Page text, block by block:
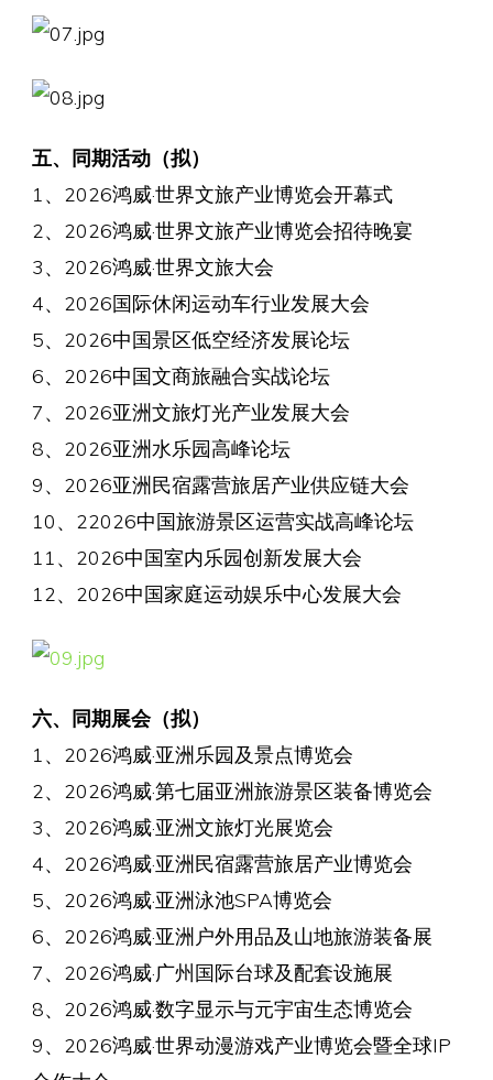
五、同期活动（拟）
1、2026鸿威·世界文旅产业博览会开幕式
2、2026鸿威·世界文旅产业博览会招待晚宴
3、2026鸿威·世界文旅大会
4、2026国际休闲运动车行业发展大会
5、2026中国景区低空经济发展论坛
6、2026中国文商旅融合实战论坛
7、2026亚洲文旅灯光产业发展大会
8、2026亚洲水乐园高峰论坛
9、2026亚洲民宿露营旅居产业供应链大会
10、22026中国旅游景区运营实战高峰论坛
11、2026中国室内乐园创新发展大会
12、2026中国家庭运动娱乐中心发展大会
六、同期展会（拟）
1、2026鸿威·亚洲乐园及景点博览会
2、2026鸿威·第七届亚洲旅游景区装备博览会
3、2026鸿威·亚洲文旅灯光展览会
4、2026鸿威·亚洲民宿露营旅居产业博览会
5、2026鸿威·亚洲泳池SPA博览会
6、2026鸿威·亚洲户外用品及山地旅游装备展
7、2026鸿威·广州国际台球及配套设施展
8、2026鸿威·数字显示与元宇宙生态博览会
9、2026鸿威·世界动漫游戏产业博览会暨全球IP